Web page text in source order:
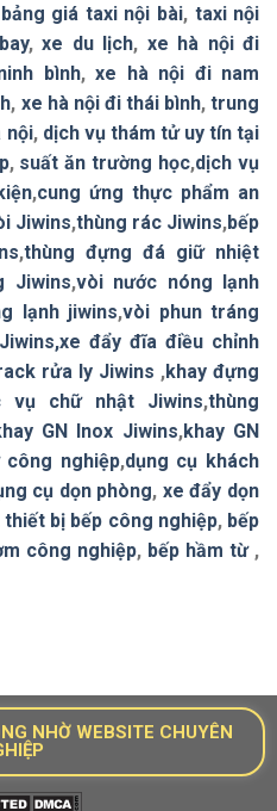
bảng giá taxi nội bài, taxi nội
,xe du lịch, xe hà nội đi
bình, xe hà nội đi nam
, xe hà nội đi thái bình,trung
nội, dịch vụ thám tử uy tín tại
, suất ăn trường học,dịch vụ
,cung ứng thực phẩm an
Jiwins,thùng rác Jiwins,bếp
,thùng đựng đá giữ nhiệt
Jiwins,vòi nước nóng lạnh
lạnh jiwins,vòi phun tráng
xe đẩy đĩa điều chỉnh
rửa ly Jiwins ,khay đựng
vụ chữ nhật Jiwins,thùng
GN Inox Jiwins,khay GN
nghiệp,dụng cụ khách
cụ dọn phòng, xe đẩy dọn
thiết bị bếp công nghiệp, bếp
công nghiệp, bếp hầm từ,
NHỜ WEBSITE CHUYÊN